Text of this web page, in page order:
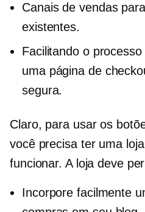
Canais de vendas
existentes.
Facilitando o
uma página de
segura.
Claro, para usar os
você precisa ter uma
funcionar. A loja deve
Incorpore facilmente